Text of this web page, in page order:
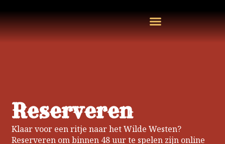
Reserveren
Klaar voor een ritje naar het Wilde Westen?
Reserveren om binnen 48 uur te spelen zijn online